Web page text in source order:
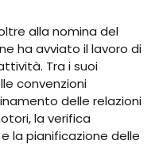
alla nomina del
ha avviato il lavoro di
Tra i suoi
convenzioni
delle relazioni
la verifica
la pianificazione delle